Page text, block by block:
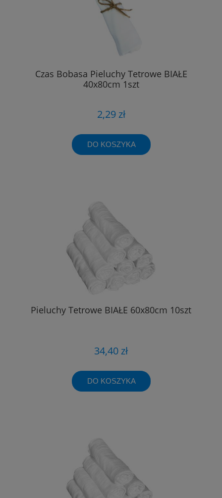
Czas Bobasa Pieluchy Tetrowe BIAŁE
40x80cm 1szt
2,29 zł
DO KOSZYKA
Pieluchy Tetrowe BIAŁE 60x80cm 10szt
34,40 zł
DO KOSZYKA